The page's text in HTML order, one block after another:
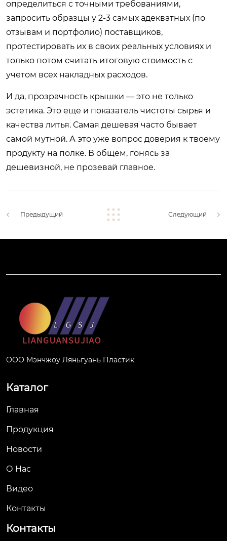
определиться с точными требованиями,
запросить образцы у 2-3 самых адекватных (по
отзывам и портфолио) поставщиков,
протестировать их в своих реальных условиях и
только потом считать итоговую стоимость с
учетом всех накладных расходов.
И да, прозрачность крышки — это не только
эстетика. Это еще и показатель чистоты сырья и
качества литья. Самая дешевая часто бывает
самой мутной. А это уже вопрос доверия к твоему
продукту на полке. В общем, гонясь за
дешевизной, не прозевай главное.
Предыдущий Следующий
ООО Мэнчжоу Ляньгуань Пластик
Каталог
Главная
Продукция
Новости
О Hас
Видео
Контакты
Контакты